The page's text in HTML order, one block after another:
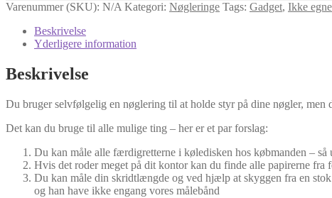
Varenummer (SKU): N/A Kategori: Nøgleringe Tags: Gadget, Ikke
Beskrivelse
Yderligere information
Beskrivelse
Du bruger selvfølgelig en nøglering til at holde styr på dine nøgler,
Det kan du bruge til alle mulige ting – her er et par forslag:
Du kan måle alle færdigretterne i køledisken hos købmanden –
Hvis det roder meget på dit kontor kan du finde alle papirerne
Du kan måle din skridtlængde og ved hjælp at skyggen fra en
og han have ikke engang vores målebånd